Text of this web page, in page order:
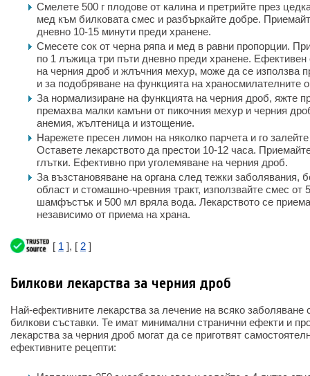
Смелете 500 г плодове от калина и претрийте през
мед към билковата смес и разбъркайте добре.
дневно 10-15 минути преди хранене.
Смесете сок от черна ряпа и мед в равни пропорции.
по 1 лъжица три пъти дневно преди хранене. Ефективен
на черния дроб и жлъчния мехур, може да се използва
и за подобряване на функцията на храносмилателните
За нормализиране на функцията на черния дроб, яжте
премахва малки камъни от пикочния мехур и черния
анемия, жълтеница и изтощение.
Нарежете пресен лимон на няколко парчета и го
Оставете лекарството да престои 10-12 часа.
глътки. Ефективно при уголемяване на черния дроб.
За възстановяване на органа след тежки заболявания,
област и стомашно-чревния тракт, използвайте смес от
шамфъстък и 500 мл вряла вода. Лекарството се
независимо от приема на храна.
[ 1 ], [ 2 ]
Билкови лекарства за черния дроб
Най-ефективните лекарства за лечение на всяко заболяване
билкови съставки. Те имат минимални странични ефекти и
лекарства за черния дроб могат да се приготвят
ефективните рецепти: